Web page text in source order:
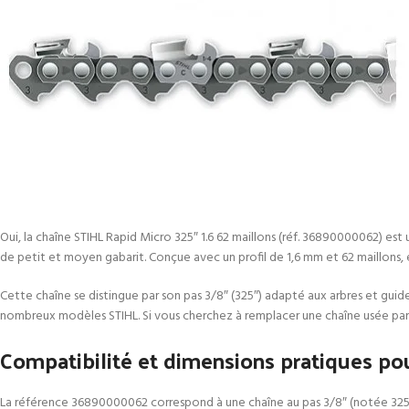
Oui, la chaîne STIHL Rapid Micro 325″ 1.6 62 maillons (réf.
de petit et moyen gabarit. Conçue avec un profil de 1,6 mm et 62
Cette chaîne se distingue par son pas 3/8″ (325″) adapté aux arbres et
nombreux modèles STIHL. Si vous cherchez à remplacer une chaîne
Compatibilité et dimensions pratiques
La référence 36890000062 correspond à une chaîne au pas 3/8″ (notée